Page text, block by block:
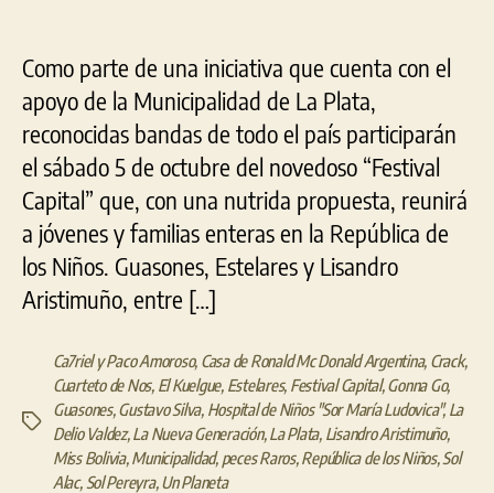
Como parte de una iniciativa que cuenta con el
apoyo de la Municipalidad de La Plata,
reconocidas bandas de todo el país participarán
el sábado 5 de octubre del novedoso “Festival
Capital” que, con una nutrida propuesta, reunirá
a jóvenes y familias enteras en la República de
los Niños. Guasones, Estelares y Lisandro
Aristimuño, entre […]
Etiquetas
Ca7riel y Paco Amoroso, Casa de Ronald Mc Donald Argentina, Crack,
Cuarteto de Nos, El Kuelgue, Estelares, Festival Capital,Gonna Go,
Guasones,Gustavo Silva, Hospital de Niños "Sor María Ludovica",La
Delio Valdez,La Nueva Generación,La Plata, Lisandro Aristimuño,
Miss Bolivia,Municipalidad, peces Raros,República de los Niños,Sol
Alac, Sol Pereyra,Un Planeta